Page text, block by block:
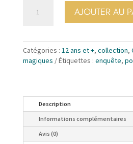
apens
-
Arthur
AJOUTER AU
Catégories : 12 ans et +, collection,
magiques
Étiquettes : enquête,
Description
Informations complémentaires
Avis (0)